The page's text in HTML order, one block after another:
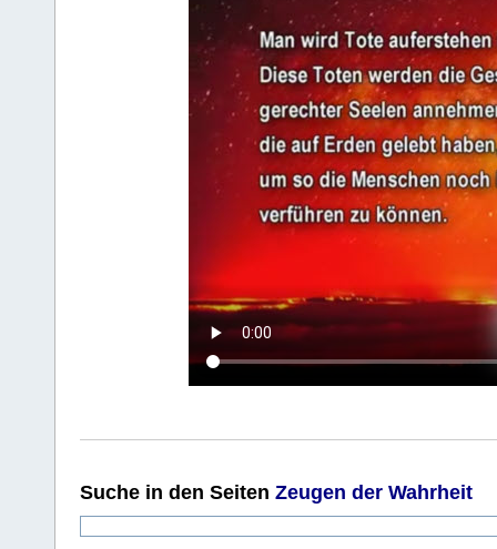
Suche in den Seiten Zeugen der Wahrheit